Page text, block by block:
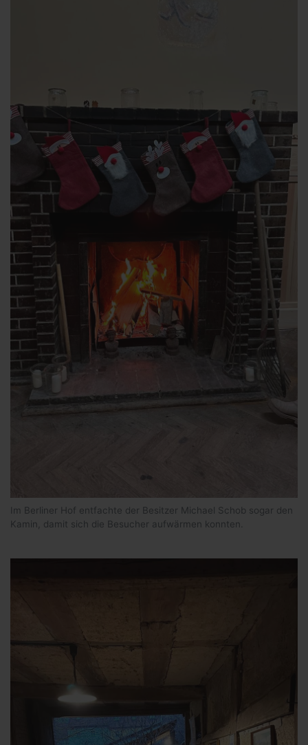
Im Berliner Hof entfachte der Besitzer Michael Schob sogar den
Kamin, damit sich die Besucher aufwärmen konnten.